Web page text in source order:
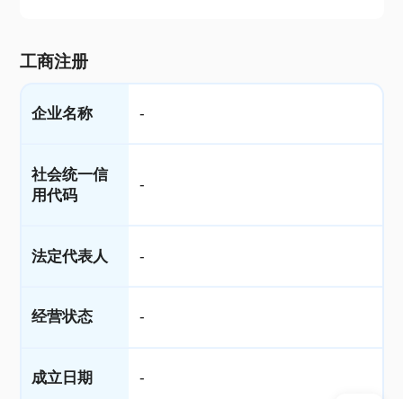
工商注册
企业名称 -
社会统一信
用代码
-
法定代表人 -
经营状态 -
成立日期 -